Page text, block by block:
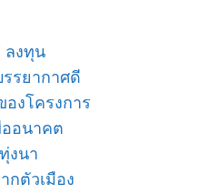
ลงทุน
รยากาศดี
งโครงการ
ออนาคต
งนา
กตัวเมือง